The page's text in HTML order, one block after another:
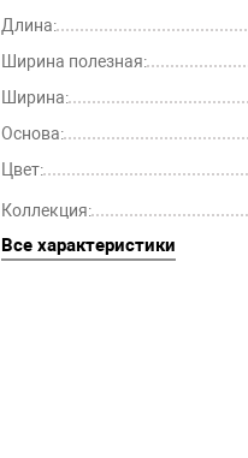
Длина:
Ширина полезная:
Ширина:
Основа:
Цвет:
Коллекция:
Все характеристики